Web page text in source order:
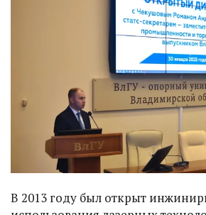
В 2013 году был открыт